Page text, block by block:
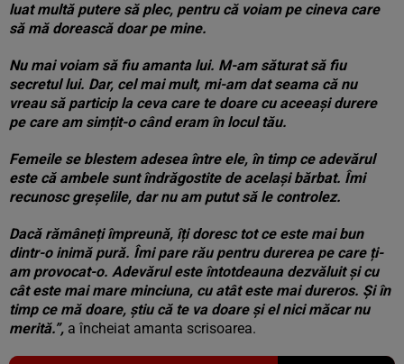
luat multă putere să plec, pentru că voiam pe cineva care
să mă dorească doar pe mine.
Nu mai voiam să fiu amanta lui. M-am săturat să fiu
secretul lui. Dar, cel mai mult, mi-am dat seama că nu
vreau să particip la ceva care te doare cu aceeași durere
pe care am simțit-o când eram în locul tău.
Femeile se blestem adesea între ele, în timp ce adevărul
este că ambele sunt îndrăgostite de același bărbat. Îmi
recunosc greșelile, dar nu am putut să le controlez.
Dacă rămâneți împreună, îți doresc tot ce este mai bun
dintr-o inimă pură. Îmi pare rău pentru durerea pe care ți-
am provocat-o. Adevărul este întotdeauna dezvăluit și cu
cât este mai mare minciuna, cu atât este mai dureros. Și în
timp ce mă doare, știu că te va doare și el nici măcar nu
merită.”, a încheiat amanta scrisoarea.